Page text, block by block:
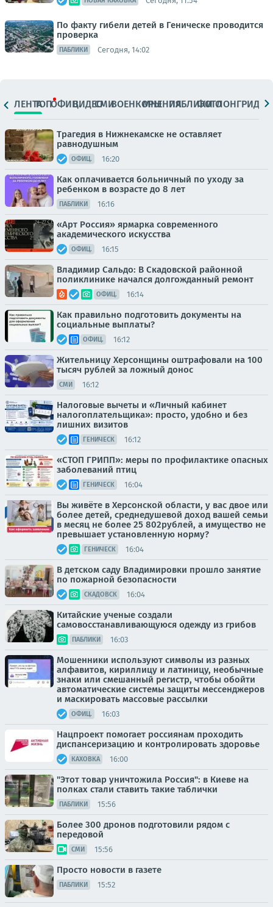
По факту гибели детей в Геническе проводится
проверка
ПАБЛИКИ Сегодня, 14:02
ЛЕНТАТОПОФИЦ.ВИДЕОСМИВОЕНКОРЫМНЕНИЯПАБЛИКИ
ФОТОЛОНГРИДЫ
Трагедия в Нижнекамске не оставляет
равнодушным
ОФИЦ. 16:20
Как оплачивается больничный по уходу за
ребенком в возрасте до 8 лет
ПАБЛИКИ 16:16
«Арт Россия» ярмарка современного
академического искусства
ОФИЦ. 16:15
Владимир Сальдо: В Скадовской районной
поликлинике начался долгожданный ремонт
ОФИЦ. 16:14
Как правильно подготовить документы на
социальные выплаты?
ОФИЦ. 16:12
Жительницу Херсонщины оштрафовали на 100
тысяч рублей за ложный донос
СМИ 16:12
Налоговые вычеты и «Личный кабинет
налогоплательщика»: просто, удобно и без
лишних визитов
ГЕНИЧЕСК 16:12
«СТОП ГРИПП»: меры по профилактике опасных
заболеваний птиц
ГЕНИЧЕСК 16:04
Вы живёте в Херсонской области, у вас двое или
более детей, среднедушевой доход вашей семьи
в месяц не более 25 802рублей, а имущество не
превышает установленную норму?
ГЕНИЧЕСК 16:04
В детском саду Владимировки прошло занятие
по пожарной безопасности
СКАДОВСК 16:04
Китайские ученые создали
самовосстанавливающуюся одежду из грибов
ПАБЛИКИ 16:03
Мошенники используют символы из разных
алфавитов, кириллицу и латиницу, необычные
знаки или смешанный регистр, чтобы обойти
автоматические системы защиты мессенджеров
и маскировать массовые рассылки
ОФИЦ. 16:03
Нацпроект помогает россиянам проходить
диспансеризацию и контролировать здоровье
КАХОВКА 16:00
"Этот товар уничтожила Россия": в Киеве на
полках стали ставить такие таблички
ПАБЛИКИ 15:56
Более 300 дронов подготовили рядом с
передовой
СМИ 15:56
Просто новости в газете
ПАБЛИКИ 15:52